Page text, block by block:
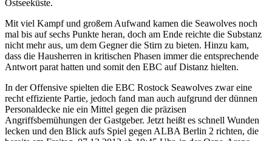
Ostseeküste.
Mit viel Kampf und großem Aufwand kamen die Seawolves noch
mal bis auf sechs Punkte heran, doch am Ende reichte die Substanz
nicht mehr aus, um dem Gegner die Stirn zu bieten. Hinzu kam,
dass die Hausherren in kritischen Phasen immer die entsprechende
Antwort parat hatten und somit den EBC auf Distanz hielten.
In der Offensive spielten die EBC Rostock Seawolves zwar eine
recht effiziente Partie, jedoch fand man auch aufgrund der dünnen
Personaldecke nie ein Mittel gegen die präzisen
Angriffsbemühungen der Gastgeber. Jetzt heißt es schnell Wunden
lecken und den Blick aufs Spiel gegen ALBA Berlin 2 richten, die